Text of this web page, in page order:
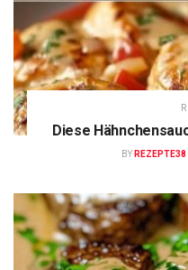
Diese
BY REZEPTE38